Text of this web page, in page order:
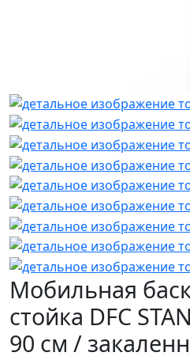
Мобильная
стойка DFC
90 см /